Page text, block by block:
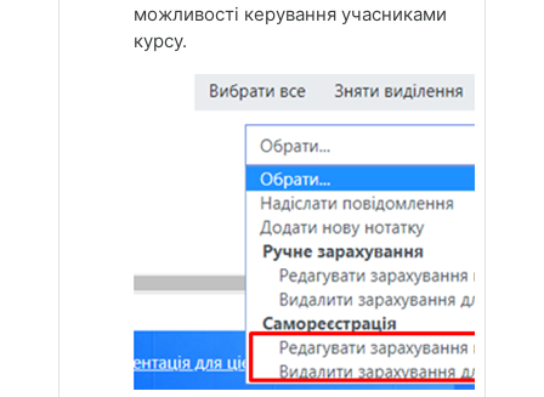
можливості керування учасниками
курсу.